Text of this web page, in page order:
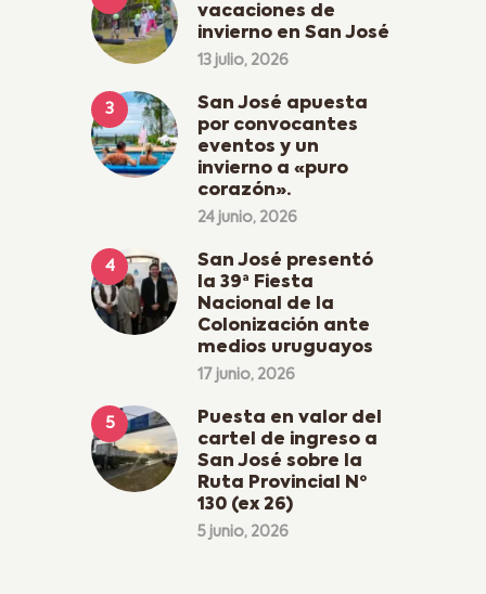
vacaciones de
invierno en San José
13 julio, 2026
San José apuesta
por convocantes
eventos y un
invierno a «puro
corazón».
24 junio, 2026
San José presentó
la 39ª Fiesta
Nacional de la
Colonización ante
medios uruguayos
17 junio, 2026
Puesta en valor del
cartel de ingreso a
San José sobre la
Ruta Provincial Nº
130 (ex 26)
5 junio, 2026